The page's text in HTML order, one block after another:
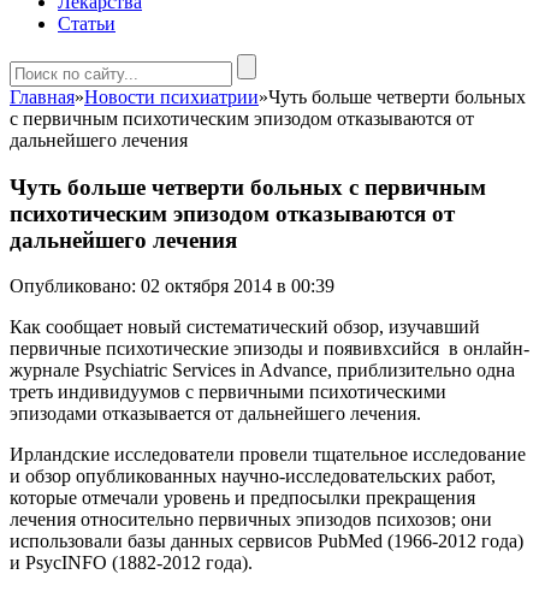
Статьи
Главная»Новости психиатрии»Чуть больше четверти больных
с первичным психотическим эпизодом отказываются от
дальнейшего лечения
Чуть больше четверти больных с первичным
психотическим эпизодом отказываются от
дальнейшего лечения
Опубликовано: 02 октября 2014 в 00:39
Как сообщает новый систематический обзор, изучавший
первичные психотические эпизоды и появивхсийся в онлайн-
журнале Psychiatric Services in Advance, приблизительно одна
треть индивидуумов с первичными психотическими
эпизодами отказывается от дальнейшего лечения.
Ирландские исследователи провели тщательное исследование
и обзор опубликованных научно-исследовательских работ,
которые отмечали уровень и предпосылки прекращения
лечения относительно первичных эпизодов психозов; они
использовали базы данных сервисов PubMed (1966-2012 года)
и PsycINFO (1882-2012 года).